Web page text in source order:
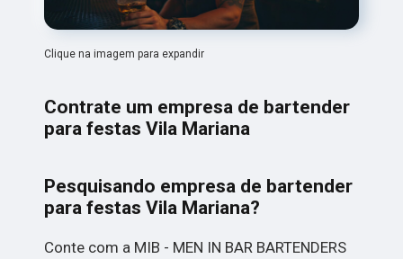
Clique na imagem para expandir
Contrate um empresa de bartender
para festas Vila Mariana
Pesquisando empresa de bartender
para festas Vila Mariana?
Conte com a MIB - MEN IN BAR BARTENDERS